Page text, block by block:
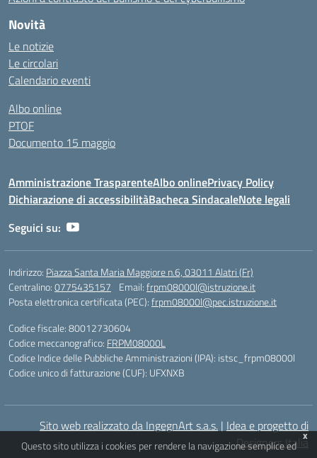
Novità
Le notizie
Le circolari
Calendario eventi
Albo online
PTOF
Documento 15 maggio
Amministrazione TrasparenteAlbo onlinePrivacy Policy
Dichiarazione di accessibilitàBacheca SindacaleNote legali
Seguici su:
Indirizzo: Piazza Santa Maria Maggiore n.6, 03011 Alatri (Fr)
Centralino:0775435157 Email:frpm08000l@istruzione.it
Posta elettronica certificata (PEC):frpm08000l@pec.istruzione.it
Codice fiscale: 80012730604
Codice meccanografico: FRPM08000L
Codice Indice delle Pubbliche Amministrazioni (IPA): istsc_frpm08000l
Codice unico di fatturazione (CUF): UFXNXB
Sito web realizzato da IngegnArt s.a.s. | Idea e progetto di
Designers Italia
x
Questo sito utilizza i cookies per rendere la navigazione semplice ed